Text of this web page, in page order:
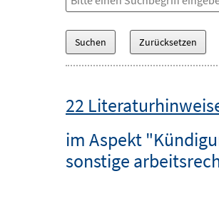
22
im Aspekt
sonstige